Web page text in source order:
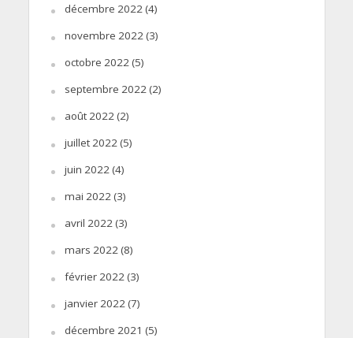
décembre 2022(4)
novembre 2022(3)
octobre 2022(5)
septembre 2022(2)
août 2022(2)
juillet 2022(5)
juin 2022(4)
mai 2022(3)
avril 2022(3)
mars 2022(8)
février 2022(3)
janvier 2022(7)
décembre 2021 (5)